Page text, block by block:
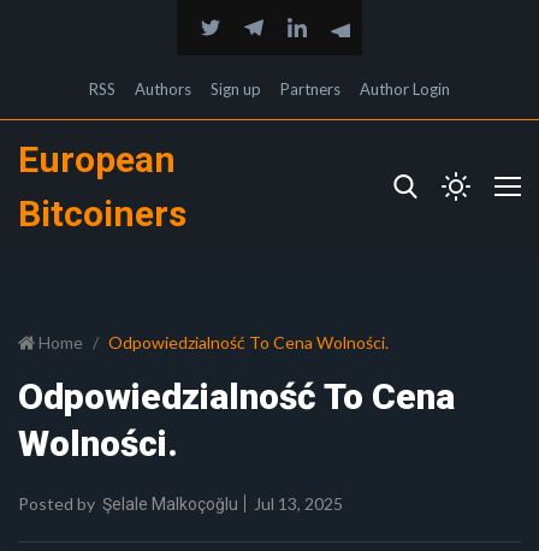
RSS Authors Sign up Partners Author Login
European
Bitcoiners
Home Odpowiedzialność To Cena Wolności.
Odpowiedzialność To Cena
Wolności.
Posted by Şelale Malkoçoğlu Jul 13, 2025